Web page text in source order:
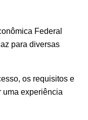
Federal
para diversas
os requisitos e
uma experiência